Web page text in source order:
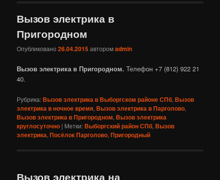
Вызов электрика в
Пригородном
Опубликовано26.04.2015авторомadmin
Вызов электрика в Пригородном. Телефон +7 (812) 922 21
40.
Рубрика:Вызов электрика в Выборгском районе СПб,Вызов
электрика в ночное время,Вызов электрика в Парголово,
Вызов электрика в Пригородном,Вызов электрика
круглосуточно | Метки:Выборгский район СПб,Вызов
электрика,Посёлок Парголово,Пригородный
Вызов электрика на